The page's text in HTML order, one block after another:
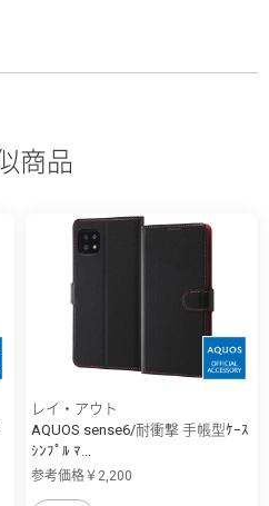
商品
レイ・アウト
AQUOS sense6/耐衝撃 手帳型ｹｰｽ
ｼﾝﾌﾟﾙ ﾏ...
参考価格￥2,200